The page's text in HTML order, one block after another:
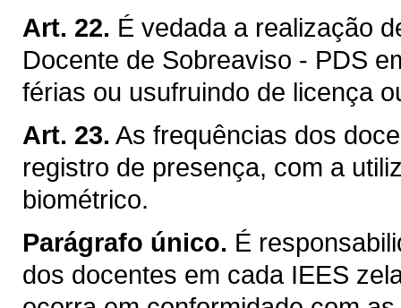
Art. 22. É vedada a realização
Docente de Sobreaviso - PDS
férias ou usufruindo de licença
Art. 23. As frequências dos
registro de presença, com a
biométrico.
Parágrafo único. É
dos docentes em cada IEES